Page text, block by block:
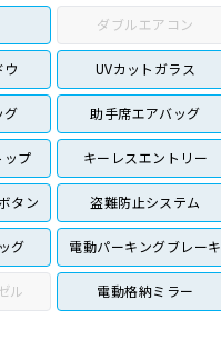
ダブルエアコン
ウ UVカットガラス
グ 助手席エアバッグ
ップ キーレスエントリー
タン 盗難防止システム
グ 電動パーキングブレーキ
ル 電動格納ミラー